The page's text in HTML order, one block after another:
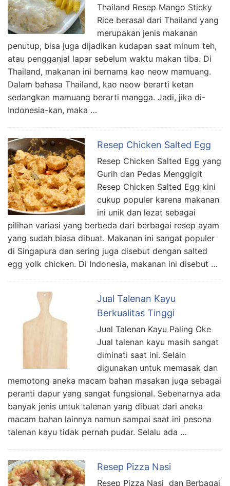
Thailand Resep Mango Sticky
Rice berasal dari Thailand yang
merupakan jenis makanan
penutup, bisa juga dijadikan kudapan saat minum teh,
atau pengganjal lapar sebelum waktu makan tiba. Di
Thailand, makanan ini bernama kao neow mamuang.
Dalam bahasa Thailand, kao neow berarti ketan
sedangkan mamuang berarti mangga. Jadi, jika di-
Indonesia-kan, maka …
Resep Chicken Salted Egg
Resep Chicken Salted Egg yang
Gurih dan Pedas Menggigit
Resep Chicken Salted Egg kini
cukup populer karena makanan
ini unik dan lezat sebagai
pilihan variasi yang berbeda dari berbagai resep ayam
yang sudah biasa dibuat. Makanan ini sangat populer
di Singapura dan sering juga disebut dengan salted
egg yolk chicken. Di Indonesia, makanan ini disebut …
Jual Talenan Kayu
Berkualitas Tinggi
Jual Talenan Kayu Paling Oke
Jual talenan kayu masih sangat
diminati saat ini. Selain
digunakan untuk memasak dan
memotong aneka macam bahan masakan juga sebagai
peranti dapur yang sangat fungsional. Sebenarnya ada
banyak jenis untuk talenan yang dibuat dari aneka
macam bahan lainnya namun sampai saat ini pesona
talenan kayu tidak pernah pudar. Selalu ada …
Resep Pizza Nasi
Resep Pizza Nasi dan Berbagai